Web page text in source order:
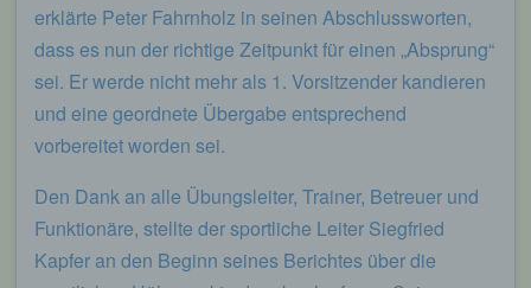
erklärte Peter Fahrnholz in seinen Abschlussworten,
dass es nun der richtige Zeitpunkt für einen „Absprung“
sei. Er werde nicht mehr als 1. Vorsitzender kandieren
und eine geordnete Übergabe entsprechend
vorbereitet worden sei.
Den Dank an alle Übungsleiter, Trainer, Betreuer und
Funktionäre, stellte der sportliche Leiter Siegfried
Kapfer an den Beginn seines Berichtes über die